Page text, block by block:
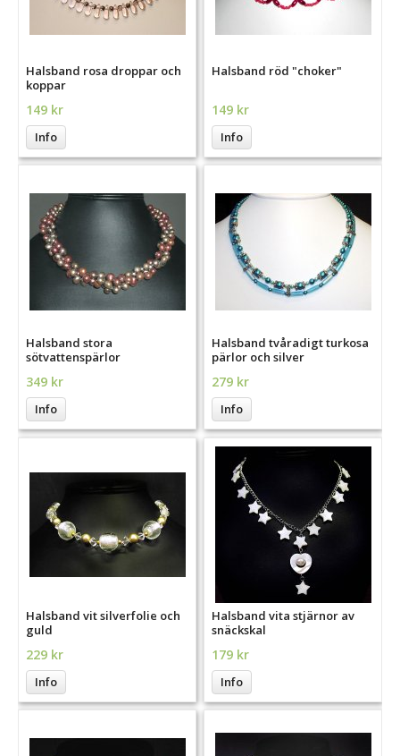
Halsband rosa droppar och
koppar
149 kr
Info
Halsband röd "choker"
149 kr
Info
Halsband stora
sötvattenspärlor
349 kr
Info
Halsband tvåradigt turkosa
pärlor och silver
279 kr
Info
Halsband vit silverfolie och
guld
229 kr
Info
Halsband vita stjärnor av
snäckskal
179 kr
Info